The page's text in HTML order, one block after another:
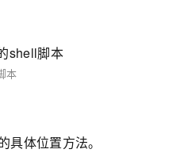
shell脚本
本
体位置方法。